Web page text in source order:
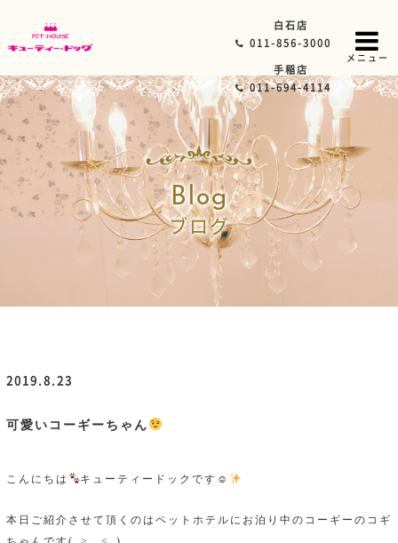
白石店
011-856-3000
手稲店
011-694-4114
メニュー
Blog
ブログ
2019.8.23
可愛いコーギーちゃん
こんにちは キューティードックです☺
本日ご紹介させて頂くのはペットホテルにお泊り中のコーギーのコギ